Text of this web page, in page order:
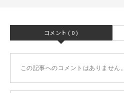
コメント ( 0 )
この記事へのコメントはありません。